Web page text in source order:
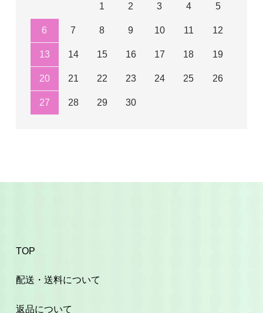
1 2 3 4 5
6 7 8 9 10 11 12
13 14 15 16 17 18 19
20 21 22 23 24 25 26
27 28 29 30
TOP
配送・送料について
返品について